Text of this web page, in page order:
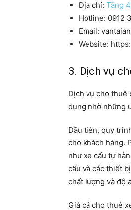
Địa chỉ: Tầng
Hotline: 0912
Email:
Website:
3. Dịch vụ
Dịch vụ cho thuê
dụng nhờ những
Đầu tiên, quy
cho khách hàng.
như xe cẩu tự
cẩu và các thiết
chất lượng và độ
Giá cả cho thuê